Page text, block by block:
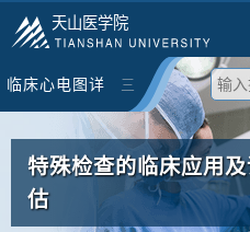
天山医学院
临床心电图详
解与诊断
三
特殊检查的临床应用
估